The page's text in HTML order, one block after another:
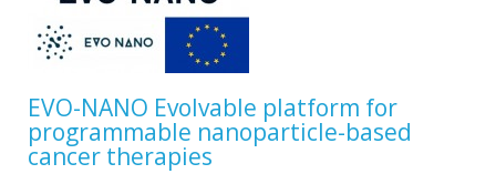
EVO-NANO Evolvable platform for
programmable nanoparticle-based
cancer therapies